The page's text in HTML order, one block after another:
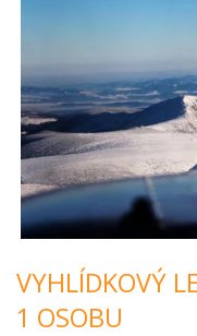
VYHLÍDKOVÝ
1 OSOBU